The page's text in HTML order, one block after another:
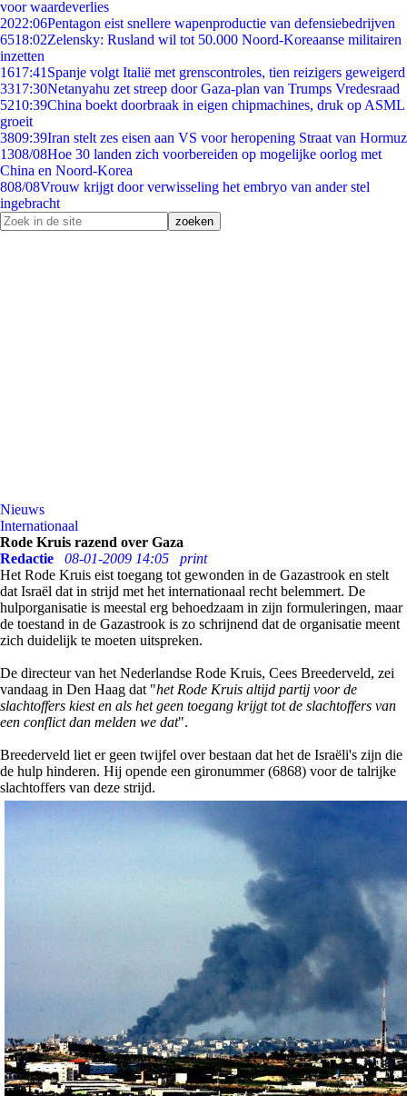
voor waardeverlies
2022:06Pentagon eist snellere wapenproductie van defensiebedrijven
6518:02Zelensky: Rusland wil tot 50.000 Noord-Koreaanse militairen
inzetten
1617:41 Spanje volgt Italië met grenscontroles, tien reizigers geweigerd
3317:30Netanyahu zet streep door Gaza-plan van Trumps Vredesraad
5210:39China boekt doorbraak in eigen chipmachines, druk op ASML
groeit
3809:39Iran stelt zes eisen aan VS voor heropening Straat van Hormuz
1308/08Hoe 30 landen zich voorbereiden op mogelijke oorlog met
China en Noord-Korea
808/08Vrouw krijgt door verwisseling het embryo van ander stel
ingebracht
Nieuws
Internationaal
Rode Kruis razend over Gaza
Redactie
08-01-2009 14:05
print
Het Rode Kruis eist toegang tot gewonden in de Gazastrook en stelt
dat Israël dat in strijd met het internationaal recht belemmert. De
hulporganisatie is meestal erg behoedzaam in zijn formuleringen, maar
de toestand in de Gazastrook is zo schrijnend dat de organisatie meent
zich duidelijk te moeten uitspreken.
De directeur van het Nederlandse Rode Kruis, Cees Breederveld, zei
vandaag in Den Haag dat "het Rode Kruis altijd partij voor de
slachtoffers kiest en als het geen toegang krijgt tot de slachtoffers van
een conflict dan melden we dat".
Breederveld liet er geen twijfel over bestaan dat het de Israëli's zijn die
de hulp hinderen. Hij opende een gironummer (6868) voor de talrijke
slachtoffers van deze strijd.